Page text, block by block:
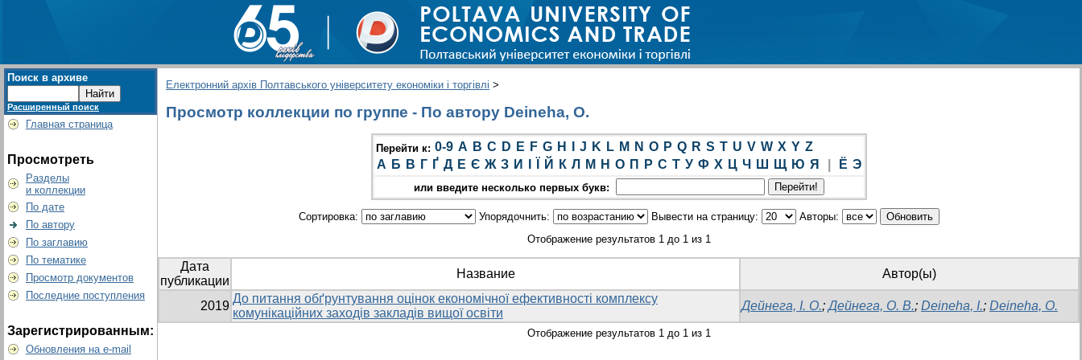
Поиск в архиве
Расширенный поиск
Главная страница
Просмотреть
Разделы
и коллекции
По дате
По автору
По заглавию
По тематике
Просмотр документов
Последние поступления
Зарегистрированным:
Обновления на e-mail
Електронний архів Полтавського університету економіки і торгівлі >
Просмотр коллекции по группе - По автору Deineha, O.
Перейти к: 0-9 A B C D E F G H J K L M N O P Q R S T U V W X Y Z
А Б В Г Ґ Д Е Є Ж З И Й К Л М Н О П Р С Т У Ф Х Ц Ч Ш Щ Ю Я Ё Э
или введите несколько первых букв:
Сортировка: Упорядочнить: Вывести на страницу:
Авторы:
Отображение результатов 1 до 1 из 1
Дата
публикации
Название Автор(ы)
2019
До питання обґрунтування оцінок економічної ефективності комплексу
комунікаційних заходів закладів вищої освіти
Дейнега, І. О.;Дейнега, О. В.; Deineha, I.; Deineha, O.
Отображение результатов 1 до 1 из 1